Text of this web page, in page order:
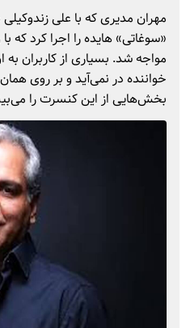
مهران مدیری که با علی
«سوغاتی» هایده را اجرا کرد
مواجه شد. بسیاری از کاربران به
خواننده در نمی‌آید و بر روی
بخش‌هایی از این کنسرت را